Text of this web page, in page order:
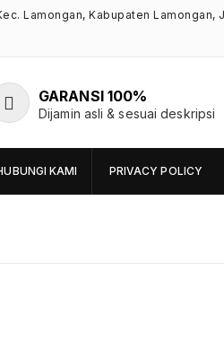
Lamongan, Kabupaten Lamongan,
GARANSI 100%
Dijamin asli & sesuai deskripsi
KAMI PRIVACY POLICY